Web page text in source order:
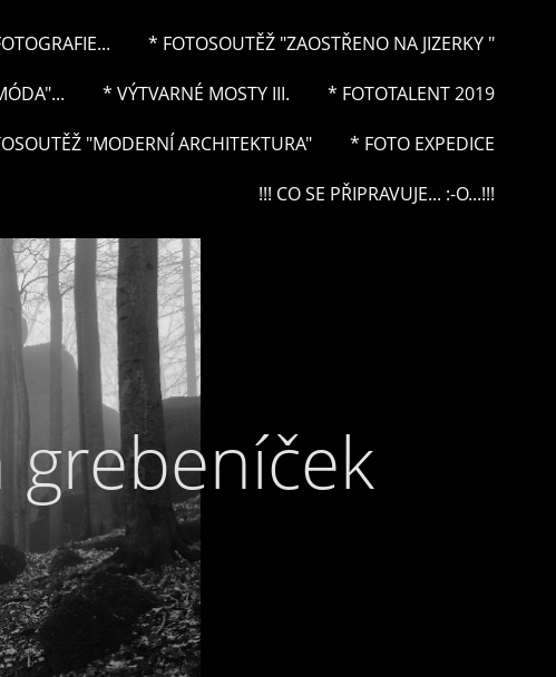
* FOTOSOUTĚŽ "ZAOSTŘENO NA JIZERKY "
* VÝTVARNÉ MOSTY III. * FOTOTALENT 2019
"MODERNÍ ARCHITEKTURA" * FOTO EXPEDICE
!!! CO SE PŘIPRAVUJE... :-O...!!!